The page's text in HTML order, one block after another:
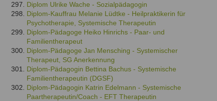
Diplom Ulrike Wache - Sozialpädagogin
Diplom-Kauffrau Melanie Lüdtke - Heilpraktikerin für
Psychotherapie, Systemische Therapeutin
Diplom-Pädagoge Heiko Hinrichs - Paar- und
Familientherapeut
Diplom-Pädagoge Jan Mensching - Systemischer
Therapeut, SG Anerkennung
Diplom-Pädagogin Bettina Bachus - Systemische
Familientherapeutin (DGSF)
Diplom-Pädagogin Katrin Edelmann - Systemische
Paartherapeutin/Coach - EFT Therapeutin